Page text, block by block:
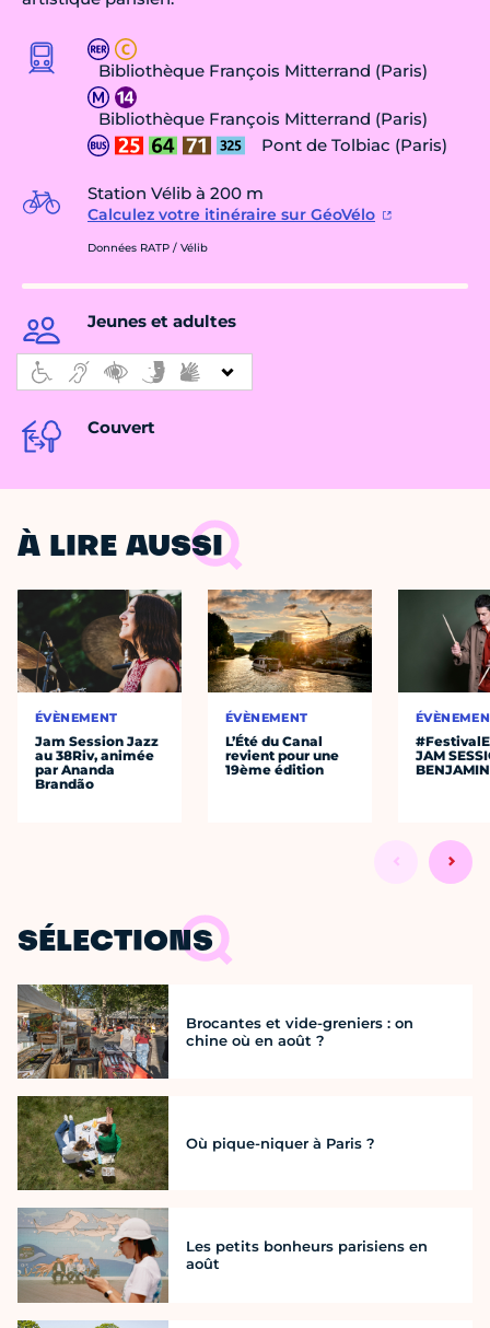
Bibliothèque François Mitterrand (Paris)
Bibliothèque François Mitterrand (Paris)
Pont de Tolbiac (Paris)
Station Vélib à 200 m
Calculez votre itinéraire sur GéoVélo
Données RATP / Vélib
Jeunes et adultes
Couvert
À LIRE AUSSI
ÉVÈNEMENT
Jam Session Jazz
au 38Riv, animée
par Ananda
Brandão
ÉVÈNEMENT
L’Été du Canal
revient pour une
19ème édition
JAM
SÉLECTIONS
Brocantes et vide-greniers : on
chine où en août ?
Où pique-niquer à Paris ?
Les petits bonheurs parisiens en
août